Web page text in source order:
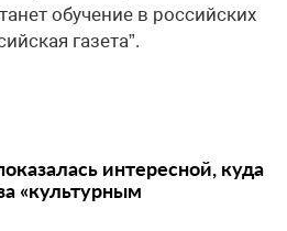
обучение в российских
газета”.
интересной, куда
«культурным